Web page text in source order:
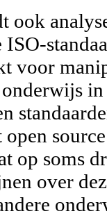
ook
ISO-
voor
op soms
over